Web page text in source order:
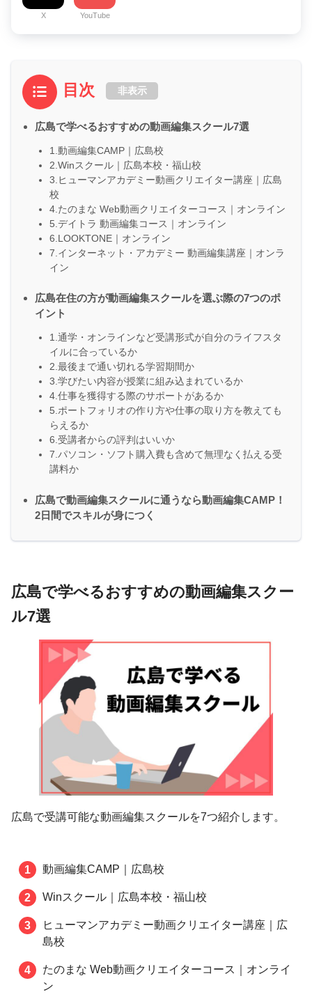
X YouTube
目次 非表示
広島で学べるおすすめの動画編集スクール7選
1.動画編集CAMP｜広島校
2.Winスクール｜広島本校・福山校
3.ヒューマンアカデミー動画クリエイター講座｜広島
校
4.たのまな Web動画クリエイターコース｜オンライン
5.デイトラ 動画編集コース｜オンライン
6.LOOKTONE｜オンライン
7.インターネット・アカデミー 動画編集講座｜オンラ
イン
広島在住の方が動画編集スクールを選ぶ際の7つのポ
イント
1.通学・オンラインなど受講形式が自分のライフスタ
イルに合っているか
2.最後まで通い切れる学習期間か
3.学びたい内容が授業に組み込まれているか
4.仕事を獲得する際のサポートがあるか
5.ポートフォリオの作り方や仕事の取り方を教えても
らえるか
6.受講者からの評判はいいか
7.パソコン・ソフト購入費も含めて無理なく払える受
講料か
広島で動画編集スクールに通うなら動画編集CAMP！
2日間でスキルが身につく
広島で学べるおすすめの動画編集スクー
ル7選
広島で受講可能な動画編集スクールを7つ紹介します。
動画編集CAMP｜広島校
Winスクール｜広島本校・福山校
ヒューマンアカデミー動画クリエイター講座｜広
島校
たのまな Web動画クリエイターコース｜オンライ
ン